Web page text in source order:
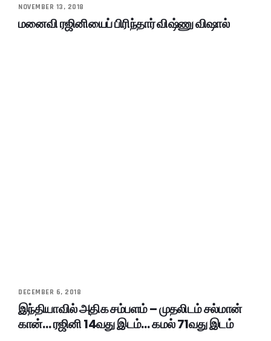
NOVEMBER 13, 2018
மனைவி ரஜினியைப் பிரிந்தார் விஷ்ணு விஷால்
DECEMBER 6, 2018
இந்தியாவில் அதிக சம்பளம் – முதலிடம் சல்மான்
கான்… ரஜினி 14வது இடம்… கமல் 71வது இடம்